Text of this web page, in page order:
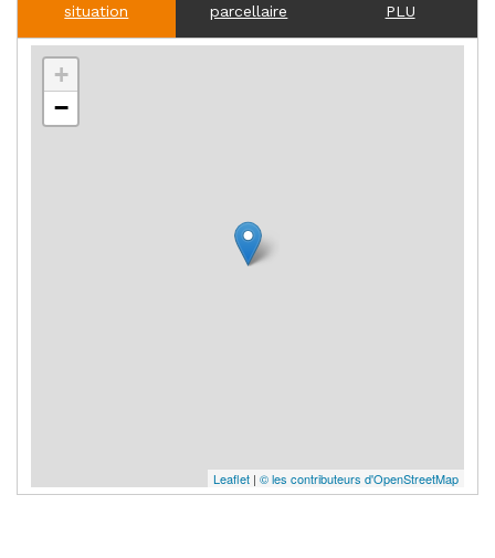
situation
parcellaire
PLU
+
−
Leaflet | © les contributeurs d'OpenStreetMap